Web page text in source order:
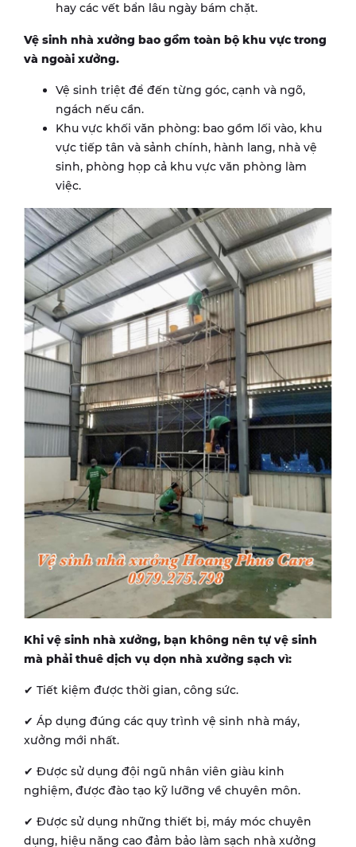
hay các vết bẩn lâu ngày bám chặt.
Vệ sinh nhà xưởng bao gồm toàn bộ khu vực trong
và ngoài xưởng.
Vệ sinh triệt để đến từng góc, cạnh và ngõ,
ngách nếu cần.
Khu vực khối văn phòng: bao gồm lối vào, khu
vực tiếp tân và sảnh chính, hành lang, nhà vệ
sinh, phòng họp cả khu vực văn phòng làm
việc.
Khi vệ sinh nhà xưởng, bạn không nên tự vệ sinh
mà phải thuê dịch vụ dọn nhà xưởng sạch vì:
✔ Tiết kiệm được thời gian, công sức.
✔ Áp dụng đúng các quy trình vệ sinh nhà máy,
xưởng mới nhất.
✔ Được sử dụng đội ngũ nhân viên giàu kinh
nghiệm, được đào tạo kỹ lưỡng về chuyên môn.
✔ Được sử dụng những thiết bị, máy móc chuyên
dụng, hiệu năng cao đảm bảo làm sạch nhà xưởng